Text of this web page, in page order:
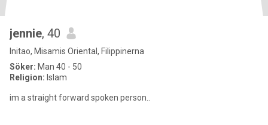
jennie, 40
Initao, Misamis Oriental, Filippinerna
Söker: Man 40 - 50
Religion: Islam
im a straight forward spoken person..